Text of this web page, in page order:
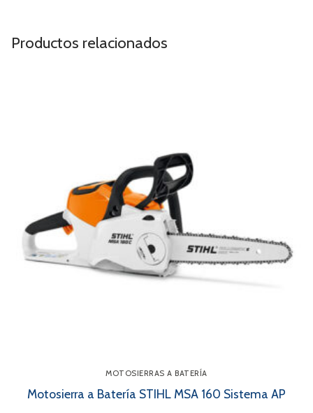
Productos relacionados
MOTOSIERRAS A BATERÍA
Motosierra a Batería STIHL MSA 160 Sistema AP